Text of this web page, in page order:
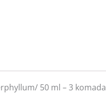
50 ml – 3 komada